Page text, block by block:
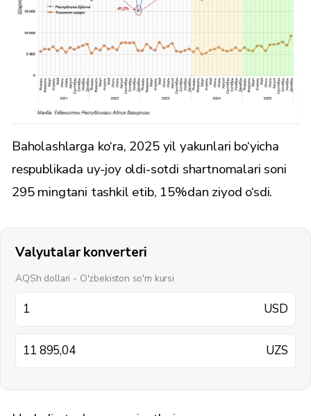
Baholashlarga ko‘ra, 2025 yil yakunlari bo‘yicha
respublikada uy-joy oldi-sotdi shartnomalari soni
295 mingtani tashkil etib, 15%dan ziyod o‘sdi.
Valyutalar konverteri
AQSh dollari - O'zbekiston so'm kursi
USD
UZS